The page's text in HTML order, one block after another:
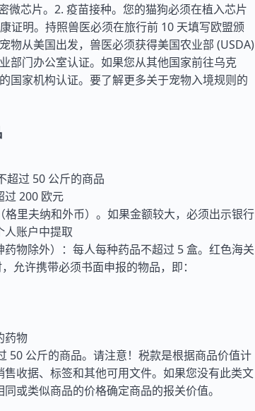
微芯片。2. 疫苗接种。您的猫狗必须在植入芯片
证明。持照兽医必须在旅行前 10 天填写欧盟颁
物从美国出发，兽医必须获得美国农业部 (USDA)
部门办公室认证。如果您从其他国家前往乌克
国家机构认证。要了解更多关于宠物入境规则的
超过 50 公斤的商品
过 200 欧元
格里夫纳和外币）。如果金额较大，必须出示银行
人账户中提取
物除外）：每人每种药品不超过 5 盒。红色海关
允许携带必须书面申报的物品，即：
药物
50 公斤的商品。请注意！税款是根据商品价值计
收据、标签和其他可用文件。如果您没有此类文
或类似商品的价格确定商品的报关价值。